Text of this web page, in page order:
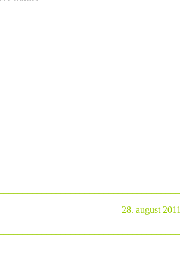
28. august 2011